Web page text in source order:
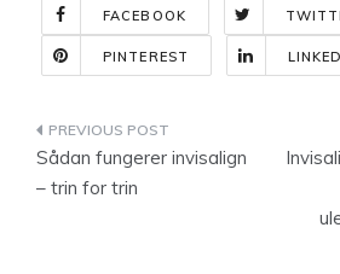
FACEBOOK
PINTEREST
Indlægsnavigation
Sådan fungerer invisalign
– trin for trin